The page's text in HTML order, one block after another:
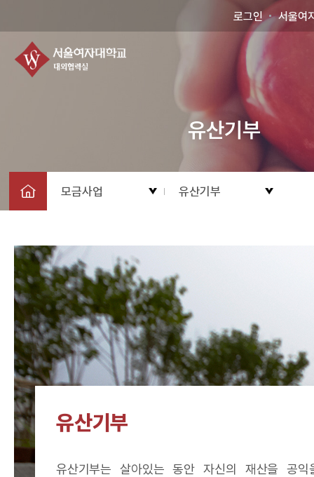
유산기부
로그인 서울여
모금사업 유산기부
유산기부
유산기부는 살아있는 동안 자신의 재산을 공